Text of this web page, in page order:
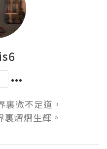
裏微不足道，
熠熠生輝。